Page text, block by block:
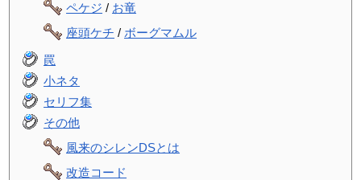
ペケジ / お竜
座頭ケチ / ボーグマムル
罠
小ネタ
セリフ集
その他
風来のシレンDSとは
改造コード